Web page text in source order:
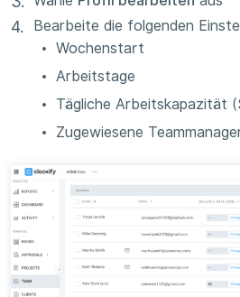
Bearbeite die folgenden
Wochenstart
Arbeitstage
Tägliche Arbeitskapazität
Zugewiesene